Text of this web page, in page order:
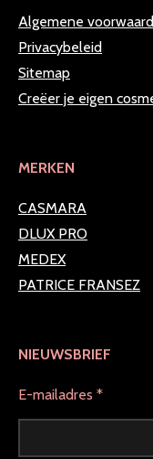
Algemene
Privacybeleid
Sitemap
Creëer je eigen
MERKEN
CASMARA
DLUX PRO
MEDEX
PATRICE FRANSEZ
NIEUWSBRIEF
E-mailadres *